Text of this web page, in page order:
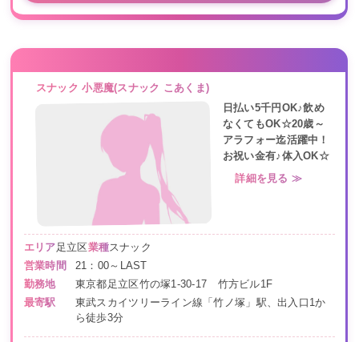
スナック 小悪魔(スナック こあくま)
日払い5千円OK♪飲め
なくてもOK☆20歳～
アラフォー迄活躍中！
お祝い金有♪体入OK☆
詳細を見る ≫
エリア 足立区業種スナック
営業時間
21：00～LAST
勤務地
東京都足立区竹の塚1-30-17 竹方ビル1F
最寄駅
東武スカイツリーライン線「竹ノ塚」駅、出入口1か
ら徒歩3分